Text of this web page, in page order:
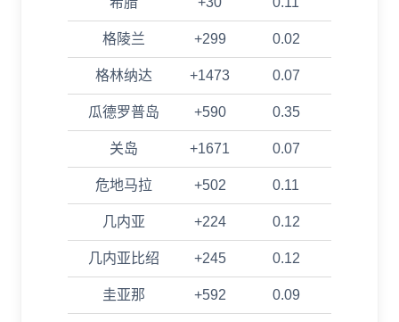
格陵兰 +299 0.02
格林纳达 +1473 0.07
瓜德罗普岛 +590 0.35
关岛 +1671 0.07
危地马拉 +502 0.11
几内亚 +224 0.12
几内亚比绍 +245 0.12
圭亚那 +592 0.09